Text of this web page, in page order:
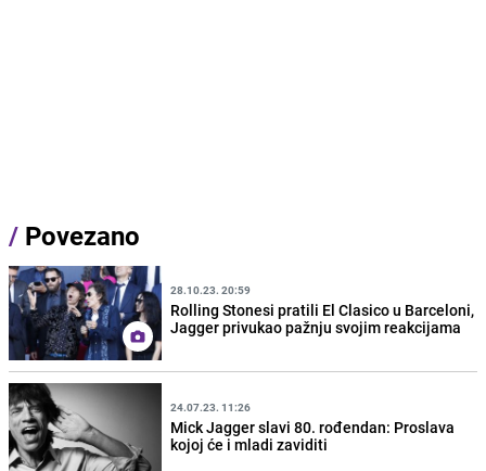
/ Povezano
28.10.23. 20:59
Rolling Stonesi pratili El Clasico u Barceloni,
Jagger privukao pažnju svojim reakcijama
24.07.23. 11:26
Mick Jagger slavi 80. rođendan: Proslava
kojoj će i mladi zaviditi